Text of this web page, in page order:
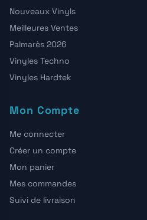
Nouveaux Vinyls
Meilleures Ventes
Palmarès 2026
Vinyles Techno
Vinyles Hardtek
Mon Compte
Me connecter
Créer un compte
Mon panier
Mes commandes
Suivi de livraison